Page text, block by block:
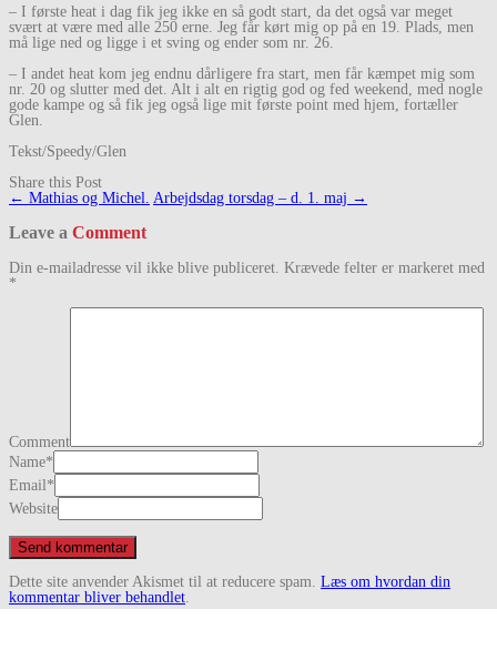
– I første heat i dag fik jeg ikke en så godt start, da det også var meget
svært at være med alle 250 erne. Jeg får kørt mig op på en 19. Plads, men
må lige ned og ligge i et sving og ender som nr. 26.
– I andet heat kom jeg endnu dårligere fra start, men får kæmpet mig som
nr. 20 og slutter med det. Alt i alt en rigtig god og fed weekend, med nogle
gode kampe og så fik jeg også lige mit første point med hjem, fortæller
Glen.
Tekst/Speedy/Glen
Share this Post
Post
← Mathias og Michel. Arbejdsdag torsdag – d. 1. maj →
Leave a Comment
Din e-mailadresse vil ikke blive publiceret. Krævede felter er markeret med
*
Comment
Name*
Email *
Website
Dette site anvender Akismet til at reducere spam. Læs om hvordan din
kommentar bliver behandlet